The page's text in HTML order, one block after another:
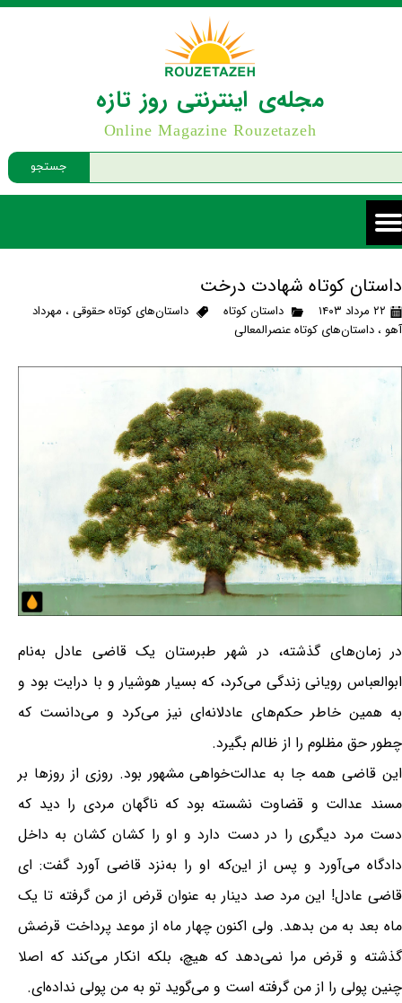
جستجو
مجله‌ی اینترنتی روز تازه
Online Magazine Rouzetazeh
داستان کوتاه شهادت درخت
۲۲ مرداد ۱۴۰۳ داستان کوتاه داستان‌های کوتاه حقوقی، مهرداد
آهو ، داستان‌های کوتاه عنصرالمعالی
در زمان‌های گذشته، در شهر طبرستان یک قاضی عادل به‌نام
ابوالعباس رویانی زندگی می‌کرد، که بسیار هوشیار و با درایت بود و
به همین خاطر حکم‌های عادلانه‌ای نیز می‌کرد و می‌دانست که
چطور حق مظلوم را از ظالم بگیرد.
این قاضی همه جا به عدالت‌خواهی مشهور بود. روزی از روزها بر
مسند عدالت و قضاوت نشسته بود که ناگهان مردی را دید که
دست مرد دیگری را در دست دارد و او را کشان کشان به داخل
دادگاه می‌آورد و پس از این‌که او را به‌نزد قاضی آورد گفت:‌ ای
قاضی عادل! این مرد صد دینار به عنوان قرض از من گرفته تا یک
ماه بعد به من بدهد. ولی اکنون چهار ماه از موعد پرداخت قرضش
گذشته و قرض مرا نمی‌دهد که هیچ، بلکه انکار می‌کند که اصلا
چنین پولی را از من گرفته است و می‌گوید تو به من پولی نداده‌ای.